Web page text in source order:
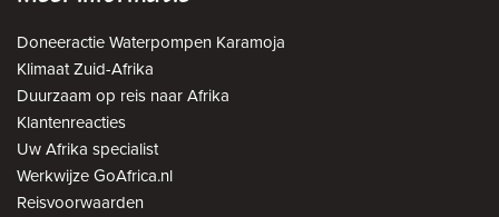
Doneeractie Waterpompen Karamoja
Klimaat Zuid-Afrika
Duurzaam op reis naar Afrika
Klantenreacties
Uw Afrika specialist
Werkwijze GoAfrica.nl
Reisvoorwaarden